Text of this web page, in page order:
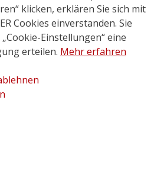
klicken, erklären Sie sich mit
Cookies einverstanden. Sie
Einstellungen“ eine
erteilen. Mehr erfahren